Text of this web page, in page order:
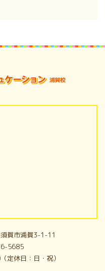
賀市浦賀3-1-11
5685
定休日：日・祝）